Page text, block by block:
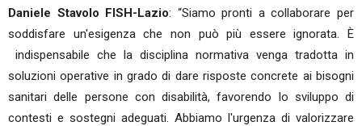
Daniele Stavolo FISH-Lazio: “Siamo pronti a collaborare per
soddisfare un'esigenza che non può più essere ignorata. È
indispensabile che la disciplina normativa venga tradotta in
soluzioni operative in grado di dare risposte concrete ai bisogni
sanitari delle persone con disabilità, favorendo lo sviluppo di
contesti e sostegni adeguati. Abbiamo l'urgenza di valorizzare